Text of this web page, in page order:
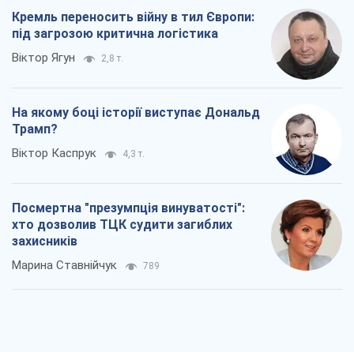
Кремль переносить війну в тил Європи:
під загрозою критична логістика
Віктор Ягун 2,8 т.
На якому боці історії виступає Дональд
Трамп?
Віктор Каспрук 4,3 т.
Посмертна "презумпція винуватості":
хто дозволив ТЦК судити загиблих
захисників
Марина Ставнійчук 789